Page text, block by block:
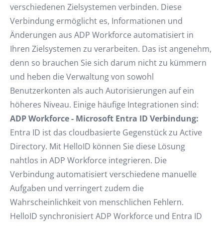
verschiedenen Zielsystemen verbinden. Diese
Verbindung ermöglicht es, Informationen und
Änderungen aus ADP Workforce automatisiert in
Ihren Zielsystemen zu verarbeiten. Das ist angenehm,
denn so brauchen Sie sich darum nicht zu kümmern
und heben die Verwaltung von sowohl
Benutzerkonten als auch Autorisierungen auf ein
höheres Niveau. Einige häufige Integrationen sind:
ADP Workforce - Microsoft Entra ID Verbindung:
Entra ID ist das cloudbasierte Gegenstück zu Active
Directory. Mit HelloID können Sie diese Lösung
nahtlos in ADP Workforce integrieren. Die
Verbindung automatisiert verschiedene manuelle
Aufgaben und verringert zudem die
Wahrscheinlichkeit von menschlichen Fehlern.
HelloID synchronisiert ADP Workforce und Entra ID